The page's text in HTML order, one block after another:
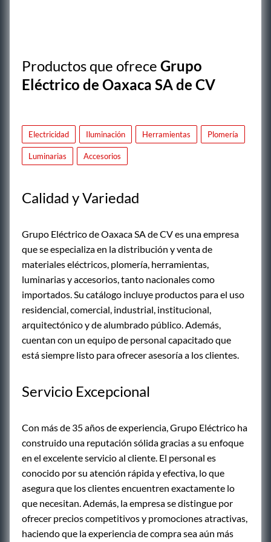
Productos que ofrece Grupo
Eléctrico de Oaxaca SA de CV
Electricidad Iluminación Herramientas Plomería
Luminarias Accesorios
Calidad y Variedad
Grupo Eléctrico de Oaxaca SA de CV es una empresa
que se especializa en la distribución y venta de
materiales eléctricos, plomería, herramientas,
luminarias y accesorios, tanto nacionales como
importados. Su catálogo incluye productos para el uso
residencial, comercial, industrial, institucional,
arquitectónico y de alumbrado público. Además,
cuentan con un equipo de personal capacitado que
está siempre listo para ofrecer asesoría a los clientes.
Servicio Excepcional
Con más de 35 años de experiencia, Grupo Eléctrico ha
construido una reputación sólida gracias a su enfoque
en el excelente servicio al cliente. El personal es
conocido por su atención rápida y efectiva, lo que
asegura que los clientes encuentren exactamente lo
que necesitan. Además, la empresa se distingue por
ofrecer precios competitivos y promociones atractivas,
haciendo que la experiencia de compra sea aún más